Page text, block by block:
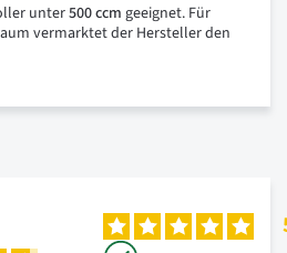
unter500 ccm geeignet. Für
vermarktet der Hersteller den